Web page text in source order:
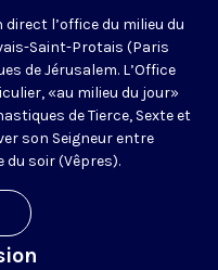
direct l’office du milieu du
Saint-Protais (Paris
de Jérusalem. L’Office
«au milieu du jour»
de Tierce, Sexte et
son Seigneur entre
du soir (Vêpres).